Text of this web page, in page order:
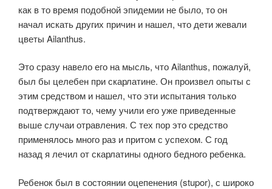
как в то время подобной эпидемии не было, то он
начал искать других причин и нашел, что дети жевали
цветы Ailanthus.
Это сразу навело его на мысль, что Ailanthus, пожалуй,
был бы целебен при скарлатине. Он произвел опыты с
этим средством и нашел, что эти испытания только
подтверждают то, чему учили его уже приведенные
выше случаи отравления. С тех пор это средство
применялось много раз и притом с успехом. С год
назад я лечил от скарлатины одного бедного ребенка.
Ребенок был в состоянии оцепенения (stupor), с широко